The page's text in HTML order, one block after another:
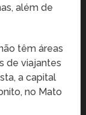
além de
têm áreas
de viajantes
a capital
no Mato